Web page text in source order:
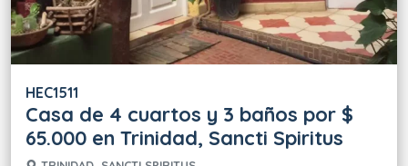
HEC1511
Casa de 4 cuartos y 3 baños por $
65.000 en Trinidad, Sancti Spiritus